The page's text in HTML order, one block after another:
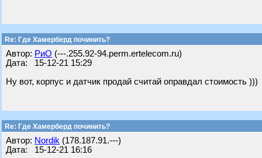
Re: Где Хамерберд починить?
Автор: РиО (---.255.92-94.perm.ertelecom.ru)
Дата: 15-12-21 15:29
Ну вот, корпус и датчик продай считай оправдал стоимость )))
Re: Где Хамерберд починить?
Автор: Nordik (178.187.91.---)
Дата: 15-12-21 16:16